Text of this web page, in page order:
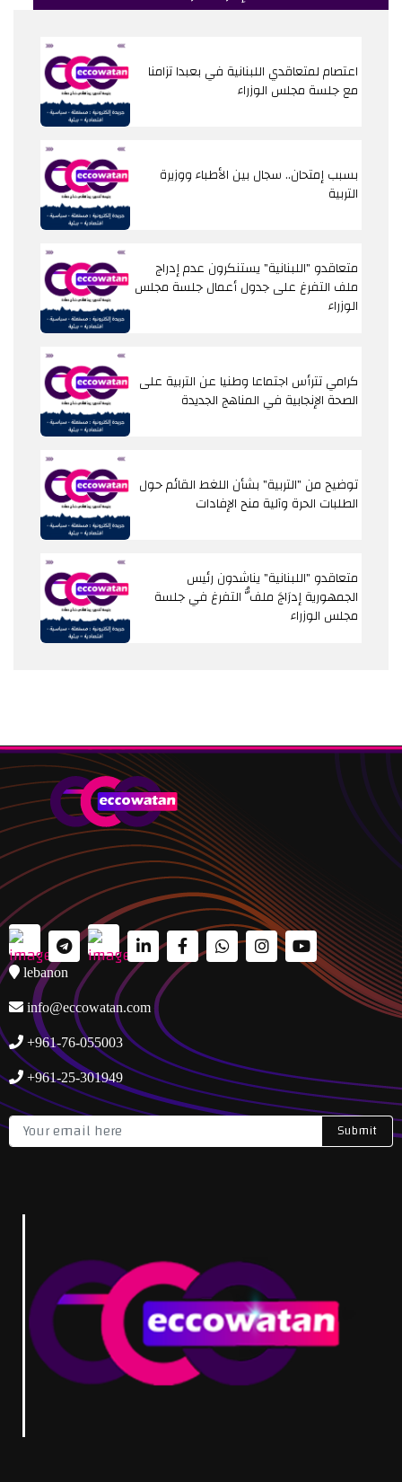
اعتصام لمتعاقدي اللبنانية في بعبدا تزامنا
مع جلسة مجلس الوزراء
بسبب إمتحان.. سجال بين الأطباء ووزيرة
التربية
متعاقدو "اللبنانية" يستنكرون عدم إدراج
ملف التفرغ على جدول أعمال جلسة مجلس
الوزراء
كرامي تترأس اجتماعا وطنيا عن التربية على
الصحة الإنجابية في المناهج الجديدة
توضيح من "التربية" بشأن اللغط القائم حول
الطلبات الحرة وآلية منح الإفادات
متعاقدو "اللبنانية" يناشدون رئيس
الجمهورية إدرَاجَ ملفُّ التفرغ في جلسة
مجلس الوزراء
lebanon
info@eccowatan.com
+961-76-055003
+961-25-301949
Submit